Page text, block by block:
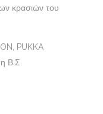
κρασιών του
PUKKA
Β.Σ.